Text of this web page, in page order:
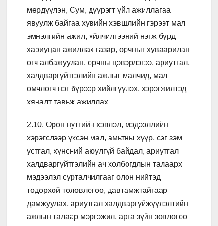
мөрдүүлэн, Сум, дүүрэгт үйл ажиллагаа
явуулж байгаа хувийн хэвшлийн гэрээт мал
эмнэлгийн ажил, үйлчилгээний нэгж бүрд
хариуцан ажиллах газар, орчныг хуваарилан
өгч албажуулан, орчны цэвэрлэгээ, ариутгал,
халдваргүйтгэлийн ажлыг малчид, мал
өмчлөгч нэг бүрээр хийлгүүлэх, хэрэгжилтэд
хяналт тавьж ажиллах;
2.10. Орон нутгийн хэвлэл, мэдээллийн
хэрэгслээр үхсэн мал, амьтны хүүр, сэг зэм
устгал, хүнсний аюулгүй байдал, ариутгал
халдваргүйтгэлийн ач холбогдлын талаарх
мэдээлэл сурталчилгааг олон нийтэд
тодорхой төлөвлөгөө, давтамжтайгаар
дамжуулах, ариутгал халдваргүйжүүлэлтийн
ажлын талаар мэргэжил, арга зүйн зөвлөгөө